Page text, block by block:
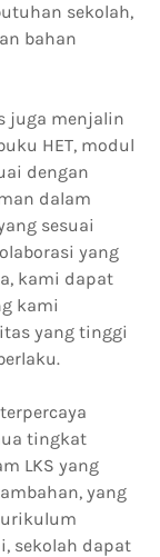
sekolah,
bahan
juga menjalin
HET, modul
dengan
dalam
sesuai
yang
kami dapat
kami
yang tinggi
tingkat
LKS yang
yang
sekolah dapat